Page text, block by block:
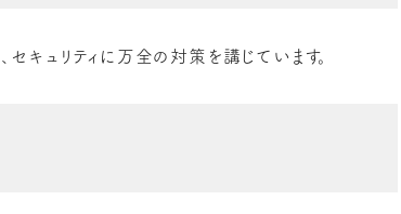
キュリティに万全の対策を講じています。